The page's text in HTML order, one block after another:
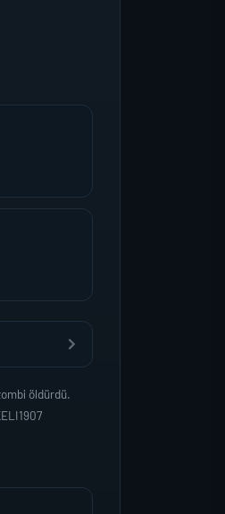
öldürdü.